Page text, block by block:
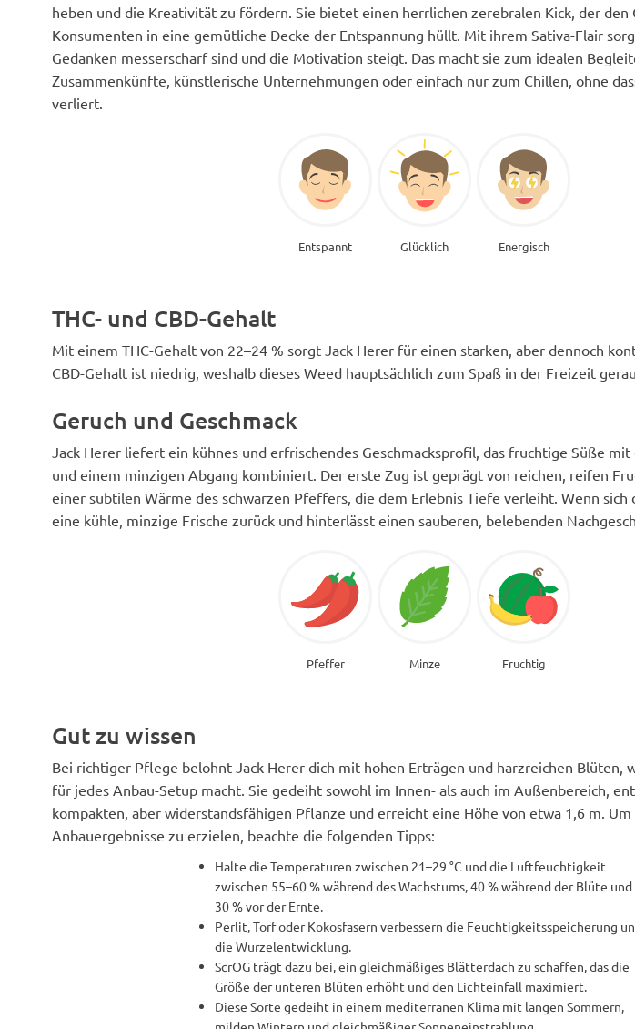
heben und die Kreativität zu fördern. Sie bietet einen herrlichen zerebralen Kick, der den
Konsumenten in eine gemütliche Decke der Entspannung hüllt. Mit ihrem Sativa-Flair
Gedanken messerscharf sind und die Motivation steigt. Das macht sie zum idealen
Zusammenkünfte, künstlerische Unternehmungen oder einfach nur zum Chillen, ohne
verliert.
Entspannt Glücklich Energisch
THC- und CBD-Gehalt
Mit einem THC-Gehalt von 22–24 % sorgt Jack Herer für einen starken, aber dennoch
CBD-Gehalt ist niedrig, weshalb dieses Weed hauptsächlich zum Spaß in der Freizeit
Geruch und Geschmack
Jack Herer liefert ein kühnes und erfrischendes Geschmacksprofil, das fruchtige Süße
und einem minzigen Abgang kombiniert. Der erste Zug ist geprägt von reichen, reifen
einer subtilen Wärme des schwarzen Pfeffers, die dem Erlebnis Tiefe verleiht. Wenn sich
eine kühle, minzige Frische zurück und hinterlässt einen sauberen, belebenden
Pfeffer Minze Fruchtig
Gut zu wissen
Bei richtiger Pflege belohnt Jack Herer dich mit hohen Erträgen und harzreichen Blüten,
für jedes Anbau-Setup macht. Sie gedeiht sowohl im Innen- als auch im Außenbereich,
kompakten, aber widerstandsfähigen Pflanze und erreicht eine Höhe von etwa 1,6 m.
Anbauergebnisse zu erzielen, beachte die folgenden Tipps:
Halte die Temperaturen zwischen 21–29 °C und die Luftfeuchtigkeit
zwischen 55–60 % während des Wachstums, 40 % während der Blüte und
30 % vor der Ernte.
Perlit, Torf oder Kokosfasern verbessern die Feuchtigkeitsspeicherung
die Wurzelentwicklung.
ScrOG trägt dazu bei, ein gleichmäßiges Blätterdach zu schaffen, das die
Größe der unteren Blüten erhöht und den Lichteinfall maximiert.
Diese Sorte gedeiht in einem mediterranen Klima mit langen Sommern,